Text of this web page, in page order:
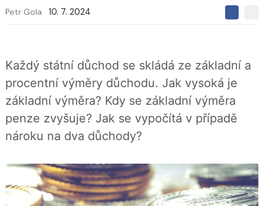
Petr Gola 10. 7. 2024
S
l
e
t
S
j
e
n
a
F
a
c
k
u
Každý státní důchod se skládá ze základní a
procentní výměry důchodu. Jak vysoká je
základní výměra? Kdy se základní výměra
penze zvyšuje? Jak se vypočítá v případě
nároku na dva důchody?